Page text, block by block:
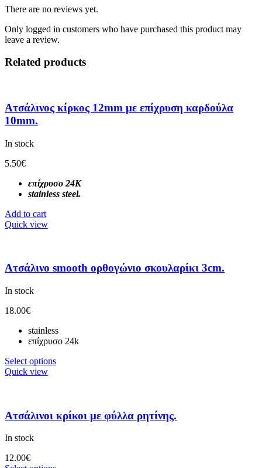
There are no reviews yet.
Only logged in customers who have purchased this product may
leave a review.
Related products
Ατσάλινος κίρκος 12mm με επίχρυση καρδούλα
10mm.
In stock
5.50€
επίχρυσο 24Κ
stainless steel.
Add to cart
Quick view
Ατσάλινο smooth ορθογώνιο σκουλαρίκι 3cm.
In stock
18.00€
stainless
επίχρυσο 24k
Select options
Quick view
Ατσάλινοι κρίκοι με φύλλα ρητίνης.
In stock
12.00€